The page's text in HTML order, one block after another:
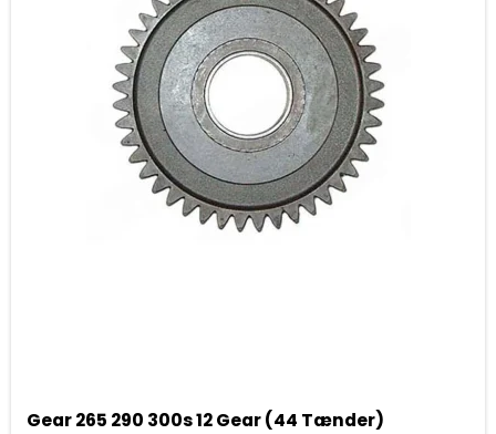
Gear 265 290 300s 12 Gear (44 Tænder)